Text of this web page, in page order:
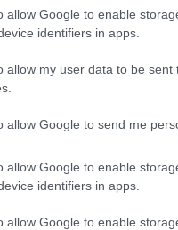
allow Google to enable
identifiers in apps.
allow my user data to be
allow Google to send me
allow Google to enable
identifiers in apps.
allow Google to enable
sobre nuestras
y elROAS (Return
éxito y
mejora la eficiencia